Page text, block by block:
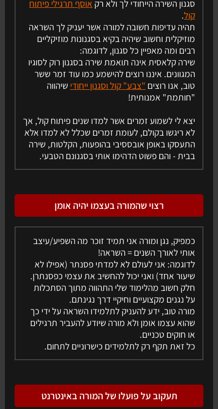
סגנון השירה הייחודי לך ולא רק אוסף תרגילי פיתוח
קול.
תהיה עדיפות חשובה למורה אשר יעניק לך השראה
מוזיקלית וחשוב שיהיה בקיא בסגנונות מוזיקליים
רבים ומה מאפיין כל סגנון, לדוגמה:
שירה קלאסית אינה תואמת שירה בסגנון רוק לסוגיו
המגוונים. איננו רוצים להישמע כמו עוד זמר ששר
טוב, אנו רוצים "צבע" קול וסגנון ייחודי שיהווה
"חותמת" אמנותית!
יצא לי לשמוע זמרים אשר למדו שנים פיתוח קול, אך
לא ריגשו בקולם, לעומת זמרים שכלל לא למדו אלא
התעסקו באופן אובססיבי בהופעות, הקלטות, שירה
בבית - והם פשוט הדהימו אותי בסגנונם הטבעי.
רצוי שהמורה בעצמו יהיה אומן
כמפיק, נגן ומורה אני תמיד זוכר מה השפיע/עיצב
אותי לאורך השנים = השראה!
לדוגמה: אני לעולם לא למדתי פסנתר (אפילו לא
שיעור אחד) ואני יכול להחשיב את עצמי כפסנתרן.
חלק חשוב מהלימוד שלי התהווה מתוך הסתכלות
על נגנים מקצועיים וחיקיי דרך נגינתם.
מורה טוב, ידע להעניק לתלמידו השראה על ידי כך
שהוא עצמו אומן ולא מורה שיודע להעביר תרגילים
או חוקים טכניים.
כל זאת תקף רק לתלמידים כישרוניים לתחום.
תעקוב על פועלו של המורה באינטרנט